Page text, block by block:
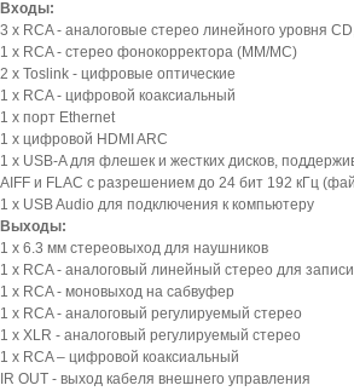
Входы:
3 х RCA - аналоговые стерео линейного уровня
1 х RCA - стерео фонокорректора (MM/MC)
2 x Toslink - цифровые оптические
1 х RCA - цифровой коаксиальный
1 х порт Ethernet
1 х цифровой HDMI ARC
1 х USB-A для флешек и жестких дисков,
AIFF и FLAC с разрешением до 24 бит 192 кГц
1 х USB Audio для подключения к компьютеру
Выходы:
1 х 6.3 мм стереовыход для наушников
1 х RCA - аналоговый линейный стерео для записи
1 х RCA - моновыход на сабвуфер
1 x RCA - аналоговый регулируемый стерео
1 x XLR - аналоговый регулируемый стерео
1 х RCA – цифровой коаксиальный
IR OUT - выход кабеля внешнего управления